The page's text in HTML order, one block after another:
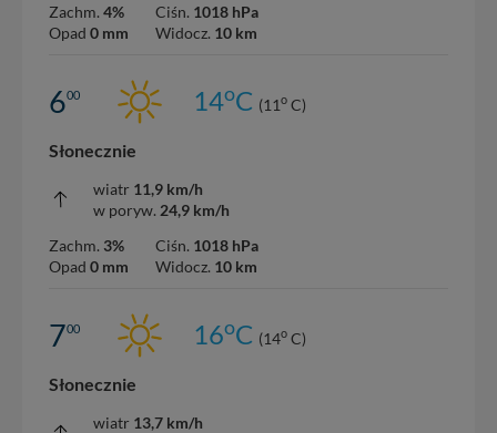
Zachm. 4%
Opad 0 mm
Ciśn. 1018 hPa
Widocz. 10 km
600 14oC (11o C)
Słonecznie
wiatr 11,9 km/h
w poryw. 24,9 km/h
Zachm. 3%
Opad 0 mm
Ciśn. 1018 hPa
Widocz. 10 km
700 16oC (14o C)
Słonecznie
wiatr 13,7 km/h